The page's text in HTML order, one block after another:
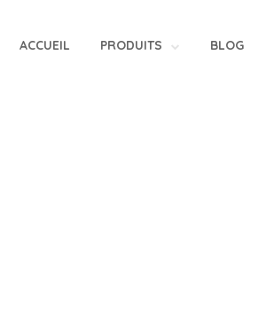
ACCUEIL PRODUITS BLOG